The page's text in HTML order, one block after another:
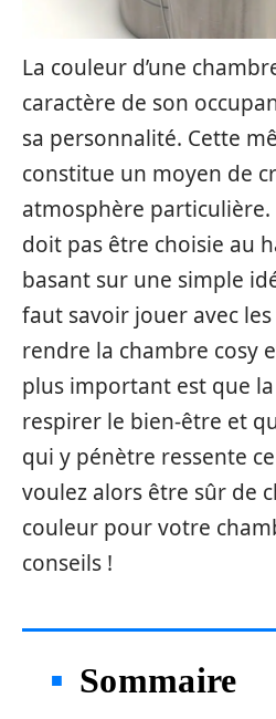
La couleur d’une
caractère de son
sa personnalité. Cette
constitue un moyen de
atmosphère particulière.
doit pas être choisie au
basant sur une simple
faut savoir jouer avec
rendre la chambre cosy
plus important est que
respirer le bien-être et
qui y pénètre ressente
voulez alors être sûr de
couleur pour votre
conseils !
Sommaire